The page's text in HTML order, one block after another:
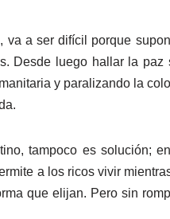
va a ser difícil porque
Desde luego hallar la
y paralizando la
tampoco es solución;
a los ricos vivir
que elijan. Pero sin